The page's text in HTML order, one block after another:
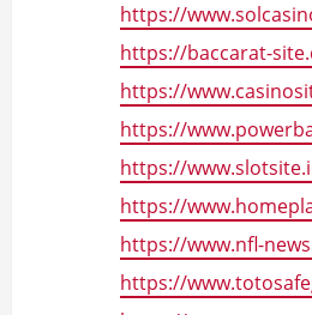
https://
https://baccarat-
https://
https://
https://
https://
https://www.nfl-
https://